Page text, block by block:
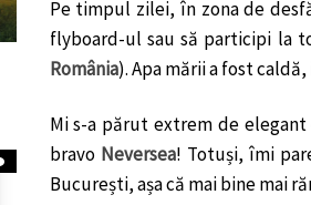
Pe timpul zilei, în zona de
flyboard-ul sau să participi la
România). Apa mării a fost caldă,
Mi s-a părut extrem de
bravo Neversea! Totuși, îmi
București, așa că mai bine mai